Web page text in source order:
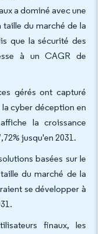
a dominé avec une
taille du marché de la
que la sécurité des
à un CAGR de
gérés ont capturé
cyber déception en
la croissance
jusqu'en 2031.
basées sur le
du marché de la
se développer à
finaux, les